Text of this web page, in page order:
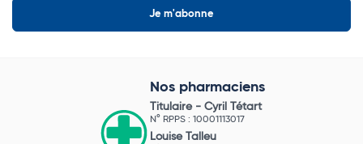
Nos pharmaciens
Titulaire - Cyril Tétart
N° RPPS : 10001113017
Louise Talleu